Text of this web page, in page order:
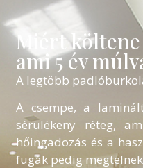
Miért
ami 5 év
A legtöbb
A csempe, a
sérülékeny réteg,
hőingadozás és a
fugák pedig